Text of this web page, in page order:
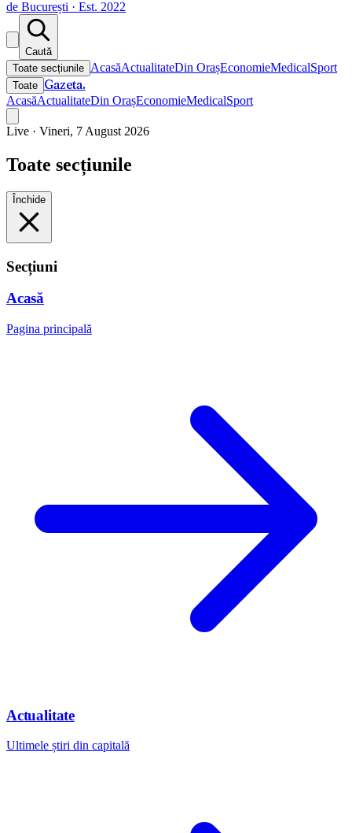
de București · Est. 2022
Caută
Toate secțiunile AcasăActualitateDin OrașEconomieMedicalSport
Toate Gazeta.
AcasăActualitateDin OrașEconomieMedicalSport
Live · Vineri, 7 August 2026
Toate secțiunile
Închide
Secțiuni
Acasă
Pagina principală
Actualitate
Ultimele știri din capitală